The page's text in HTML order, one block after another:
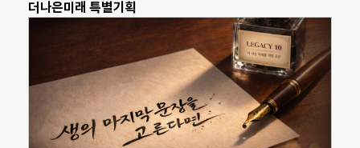
더나은미래 특별기획